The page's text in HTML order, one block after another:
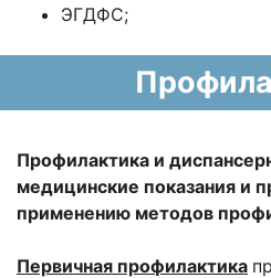
ЭГДФС;
Профилактика и
медицинские показания и
применению методов
Первичная профилактика